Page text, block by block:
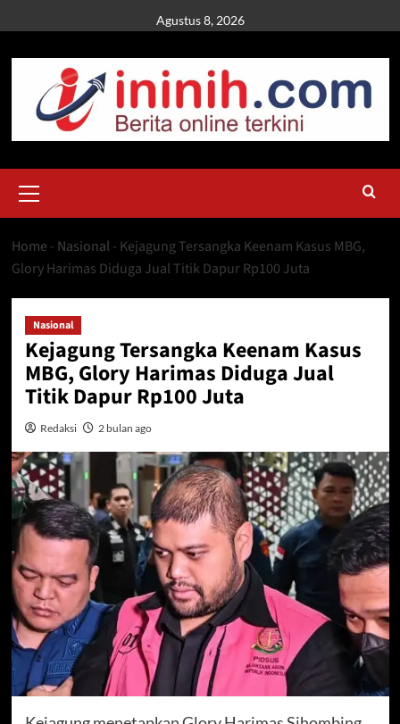
to
content
Agustus 8, 2026
Menu
Home - Nasional - Kejagung Tersangka Keenam Kasus MBG,
Glory Harimas Diduga Jual Titik Dapur Rp100 Juta
Nasional
Kejagung Tersangka Keenam Kasus
MBG, Glory Harimas Diduga Jual
Titik Dapur Rp100 Juta
Redaksi 2 bulan ago